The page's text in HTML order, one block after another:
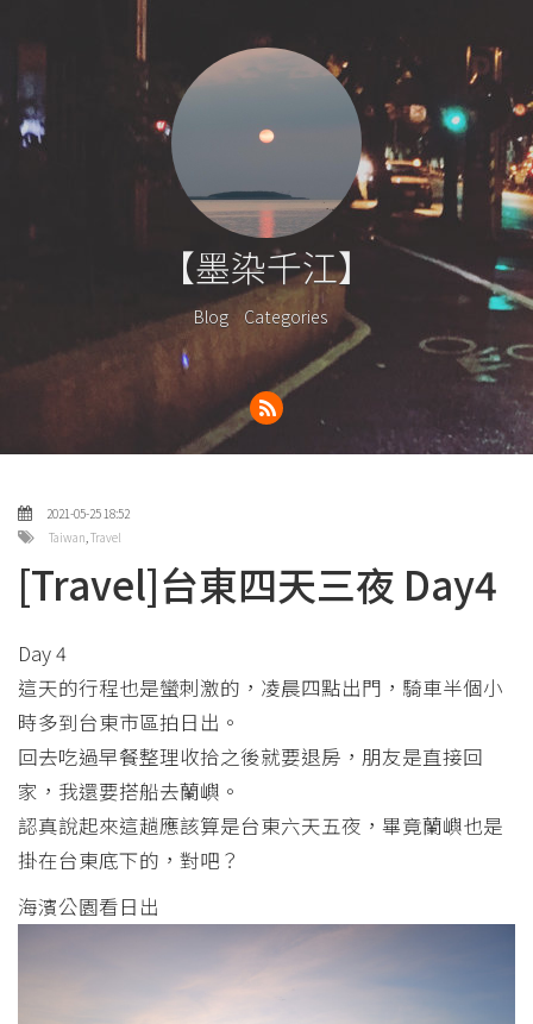
【墨染千江】
Blog Categories
2021-05-25 18:52
Taiwan,Travel
[Travel]台東四天三夜 Day4
Day 4
這天的行程也是蠻刺激的，凌晨四點出門，騎車半個小
時多到台東市區拍日出。
回去吃過早餐整理收拾之後就要退房，朋友是直接回
家，我還要搭船去蘭嶼。
認真說起來這趟應該算是台東六天五夜，畢竟蘭嶼也是
掛在台東底下的，對吧？
海濱公園看日出